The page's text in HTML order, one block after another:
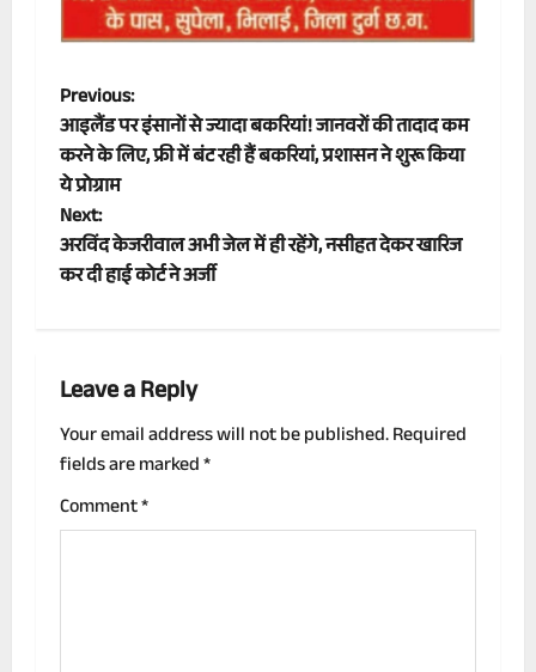
P
o
s
t
v
i
g
Previous:
आइलैंड पर इंसानों से ज्यादा बकरियां! जानवरों की तादाद कम
करने के लिए, फ्री में बंट रही हैं बकरियां, प्रशासन ने शुरू किया
ये प्रोग्राम
Next:
अरविंद केजरीवाल अभी जेल में ही रहेंगे, नसीहत देकर खारिज
कर दी हाई कोर्ट ने अर्जी
Leave a Reply
Your email address will not be published.Required
fields are marked*
Comment*